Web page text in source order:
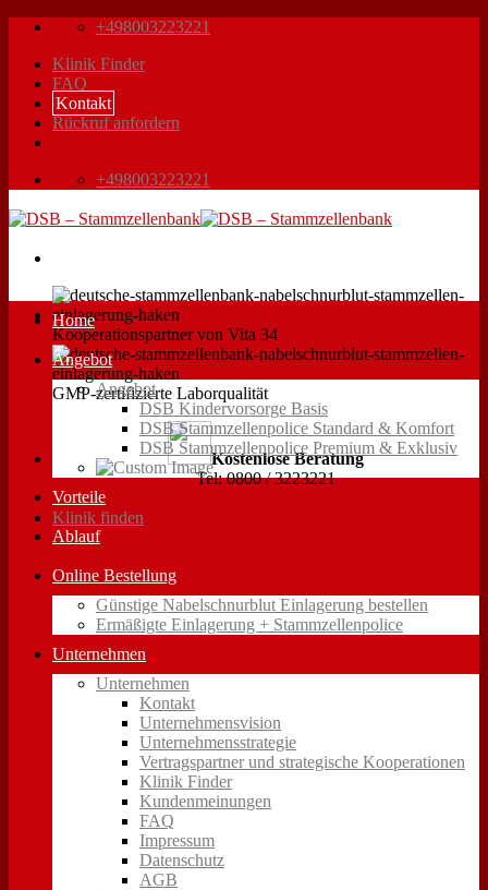
Zum
springen
+498003223221
Klinik Finder
FAQ
Kontakt
Rückruf anfordern
+498003223221
Kooperationspartner von Vita 34
GMP-zertifizierte Laborqualität
Kostenlose Beratung
Tel: 0800 / 3223221
Klinik finden
Home
Angebot
Angebot
DSB Kindervorsorge Basis
DSB Stammzellenpolice Standard & Komfort
DSB Stammzellenpolice Premium & Exklusiv
Vorteile
Ablauf
Online Bestellung
Günstige Nabelschnurblut Einlagerung bestellen
Ermäßigte Einlagerung + Stammzellenpolice
Unternehmen
Unternehmen
Kontakt
Unternehmensvision
Unternehmensstrategie
Vertragspartner und strategische Kooperationen
Klinik Finder
Kundenmeinungen
FAQ
Impressum
Datenschutz
AGB